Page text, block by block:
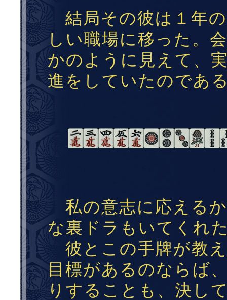
結局その彼は１年
しい職場に移った。
かのように見えて、
進をしていたのであ
私の意志に応える
な裏ドラもいてくれ
彼とこの手牌が教
目標があるのならば
りすることも、決し